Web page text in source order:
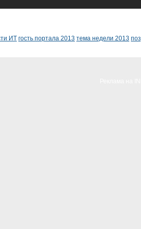
ИТ гость портала 2013 тема недели 2013